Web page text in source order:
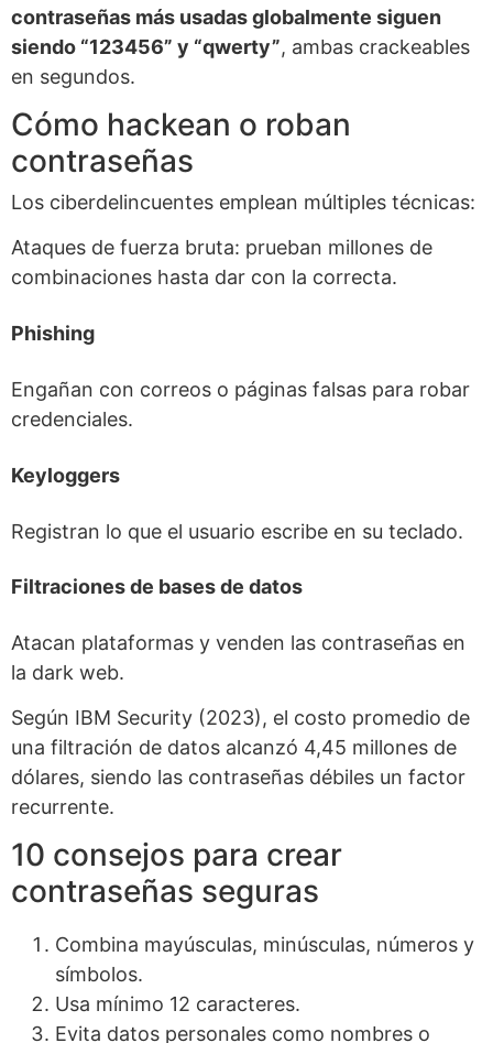
contraseñas más usadas globalmente siguen
siendo “123456” y “qwerty”, ambas crackeables
en segundos.
Cómo hackean o roban
contraseñas
Los ciberdelincuentes emplean múltiples técnicas:
Ataques de fuerza bruta: prueban millones de
combinaciones hasta dar con la correcta.
Phishing
Engañan con correos o páginas falsas para robar
credenciales.
Keyloggers
Registran lo que el usuario escribe en su teclado.
Filtraciones de bases de datos
Atacan plataformas y venden las contraseñas en
la dark web.
Según IBM Security (2023), el costo promedio de
una filtración de datos alcanzó 4,45 millones de
dólares, siendo las contraseñas débiles un factor
recurrente.
10 consejos para crear
contraseñas seguras
Combina mayúsculas, minúsculas, números y
símbolos.
Usa mínimo 12 caracteres.
Evita datos personales como nombres o